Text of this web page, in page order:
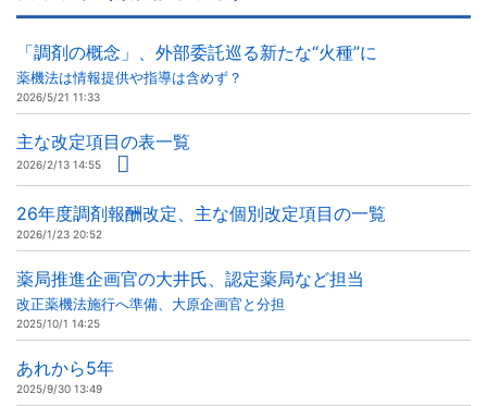
「調剤の概念」、外部委託巡る新たな“火種”に
薬機法は情報提供や指導は含めず？
2026/5/21 11:33
主な改定項目の表一覧
2026/2/13 14:55
26年度調剤報酬改定、主な個別改定項目の一覧
2026/1/23 20:52
薬局推進企画官の大井氏、認定薬局など担当
改正薬機法施行へ準備、大原企画官と分担
2025/10/1 14:25
あれから5年
2025/9/30 13:49